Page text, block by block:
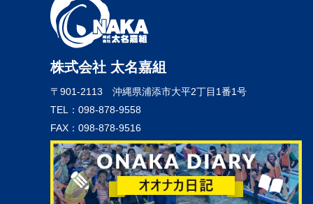
株式会社 太名嘉組
〒901-2113 沖縄県浦添市大平2丁目1番1号
TEL：098-878-9558
FAX：098-878-9516